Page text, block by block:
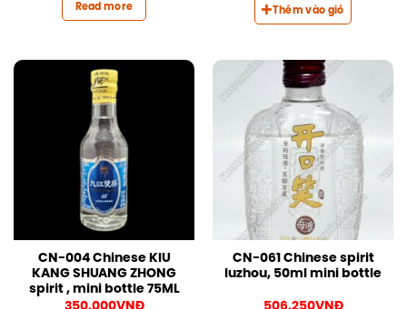
Read more Thêm vào giỏ
CN-004 Chinese KIU
KANG SHUANG ZHONG
spirit , mini bottle 75ML
CN-061 Chinese spirit
luzhou, 50ml mini bottle